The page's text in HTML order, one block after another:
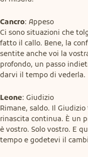
Cancro: Appeso
Ci sono situazioni che
fatto il callo. Bene, la
sentite anche voi la
profondo, un passo
darvi il tempo di vederla.
Leone: Giudizio
Rimane, saldo. Il
rinascita continua. È un
è vostro. Solo vostro. E
tempo e godetevi il